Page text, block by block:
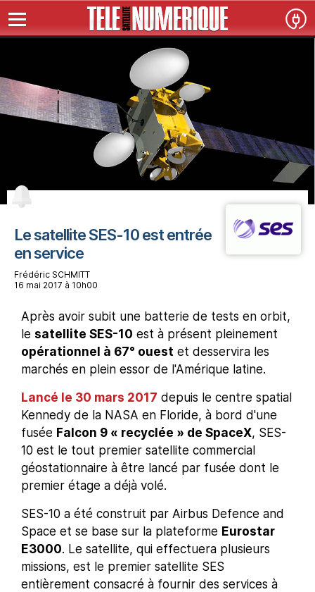
Le satellite SES-10 est entrée
en service
Frédéric SCHMITT
16 mai 2017 à 10h00
Après avoir subit une batterie de tests en orbit,
le satellite SES-10 est à présent pleinement
opérationnel à 67° ouest et desservira les
marchés en plein essor de l'Amérique latine.
Lancé le 30 mars 2017 depuis le centre spatial
Kennedy de la NASA en Floride, à bord d'une
fusée Falcon 9 « recyclée » de SpaceX, SES-
10 est le tout premier satellite commercial
géostationnaire à être lancé par fusée dont le
premier étage a déjà volé.
SES-10 a été construit par Airbus Defence and
Space et se base sur la plateforme Eurostar
E3000. Le satellite, qui effectuera plusieurs
missions, est le premier satellite SES
entièrement consacré à fournir des services à